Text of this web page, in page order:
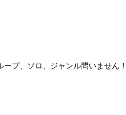
プ、ソロ、ジャンル問いません！